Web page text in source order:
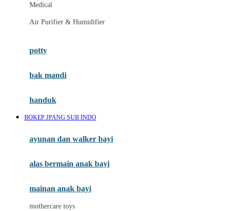
Micro
MiDeer
Moby
My Buddy Tag
My K
Medical
Air Purifier & Humidifier
potty
bak mandi
handuk
BOKEP JPANG SUB INDO
ayunan dan walker bayi
alas bermain anak bayi
mainan anak bayi
mothercare toys